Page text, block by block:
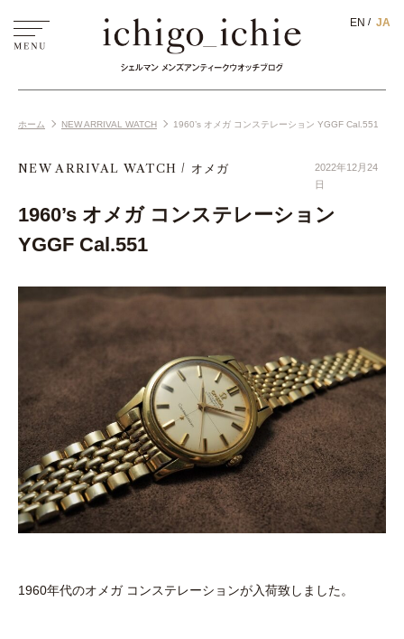
ホーム NEW ARRIVAL WATCH 1960’s オメガ コンステレーション YGGF Cal.551
NEW ARRIVAL WATCH オメガ
2022年12月24
日
1960’s オメガ コンステレーション
YGGF Cal.551
1960年代のオメガ コンステレーションが入荷致しました。
EN JA